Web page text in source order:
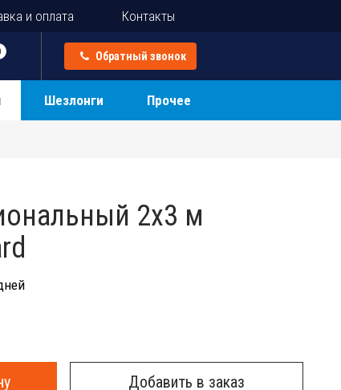
и оплата Контакты
Обратный звонок
Шезлонги Прочее
2х3 м
Добавить в заказ